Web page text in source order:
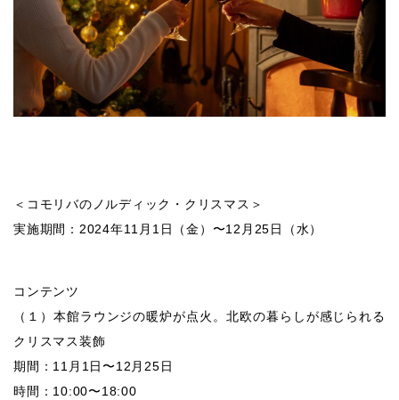
＜コモリバのノルディック・クリスマス＞
実施期間：2024年11月1日（金）〜12月25日（水）
コンテンツ
（１）本館ラウンジの暖炉が点火。北欧の暮らしが感じられる
クリスマス装飾
期間：11月1日〜12月25日
時間：10:00〜18:00